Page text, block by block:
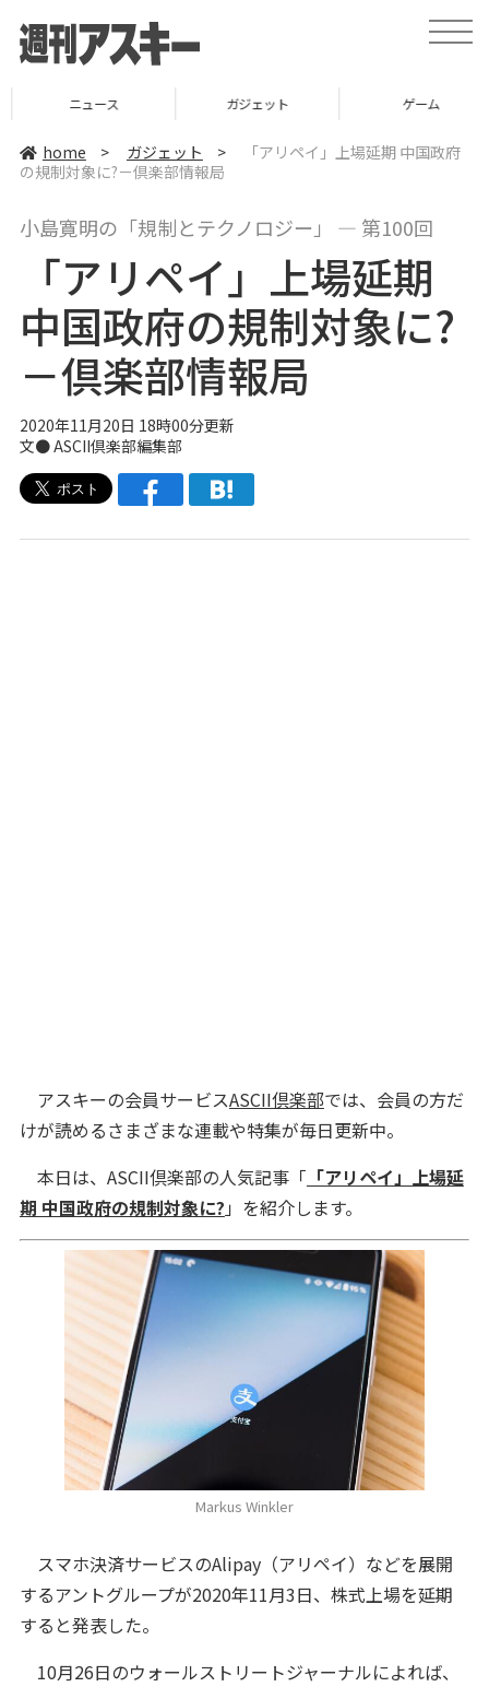
t
o
a
v
ニュース ガジェット ゲーム
home > ガジェット >
「アリペイ」上場延期 中国政府
の規制対象に?－倶楽部情報局
小島寛明の「規制とテクノロジー」 ― 第100回
「アリペイ」上場延期
中国政府の規制対象に?
－倶楽部情報局
2020年11月20日 18時00分更新
文● ASCII倶楽部編集部
アスキーの会員サービスASCII倶楽部では、会員の方だ
けが読めるさまざまな連載や特集が毎日更新中。
本日は、ASCII倶楽部の人気記事「 「アリペイ」上場延
期 中国政府の規制対象に? 」を紹介します。
Markus Winkler
スマホ決済サービスのAlipay（アリペイ）などを展開
するアントグループが2020年11月3日、株式上場を延期
すると発表した。
10月26日のウォールストリートジャーナルによれば、